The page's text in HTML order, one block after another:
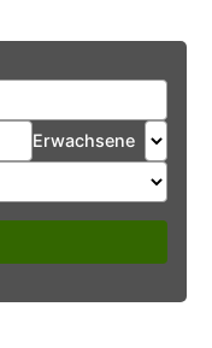
Erwachsene